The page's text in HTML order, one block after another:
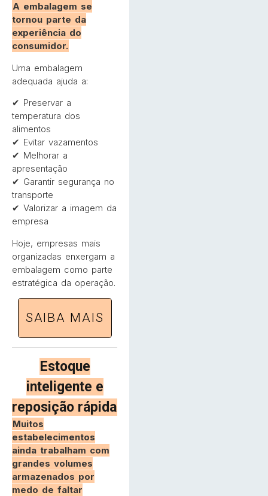
A embalagem se
tornou parte da
experiência do
consumidor.
Uma embalagem
adequada ajuda a:
✔ Preservar a
temperatura dos
alimentos
✔ Evitar vazamentos
✔ Melhorar a
apresentação
✔ Garantir segurança no
transporte
✔ Valorizar a imagem da
empresa
Hoje, empresas mais
organizadas enxergam a
embalagem como parte
estratégica da operação.
SAIBA MAIS
Estoque
inteligente e
reposição rápida
Muitos
estabelecimentos
ainda trabalham com
grandes volumes
armazenados por
medo de faltar